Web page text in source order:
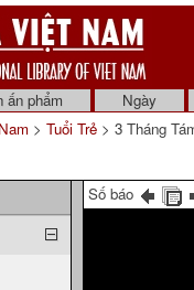
ấn phẩm
Ngày
> Tuổi Trẻ > 3 Tháng
Số báo